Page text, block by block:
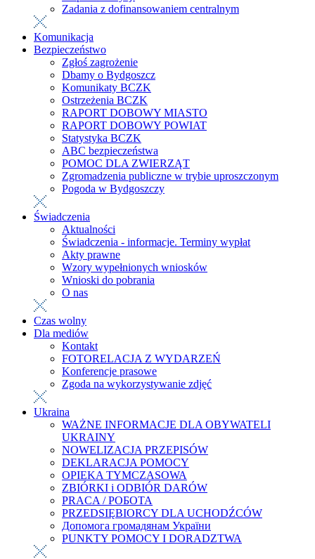
Zadania z dofinansowaniem centralnym
Komunikacja
Bezpieczeństwo
Zgłoś zagrożenie
Dbamy o Bydgoszcz
Komunikaty BCZK
Ostrzeżenia BCZK
RAPORT DOBOWY MIASTO
RAPORT DOBOWY POWIAT
Statystyka BCZK
ABC bezpieczeństwa
POMOC DLA ZWIERZĄT
Zgromadzenia publiczne w trybie uproszczonym
Pogoda w Bydgoszczy
Świadczenia
Aktualności
Świadczenia - informacje. Terminy wypłat
Akty prawne
Wzory wypełnionych wniosków
Wnioski do pobrania
O nas
Czas wolny
Dla mediów
Kontakt
FOTORELACJA Z WYDARZEŃ
Konferencje prasowe
Zgoda na wykorzystywanie zdjęć
Ukraina
WAŻNE INFORMACJE DLA OBYWATELI
UKRAINY
NOWELIZACJA PRZEPISÓW
DEKLARACJA POMOCY
OPIEKA TYMCZASOWA
ZBIÓRKI i ODBIÓR DARÓW
PRACA / РОБОТА
PRZEDSIĘBIORCY DLA UCHODŹCÓW
Допомога громадянам України
PUNKTY POMOCY I DORADZTWA